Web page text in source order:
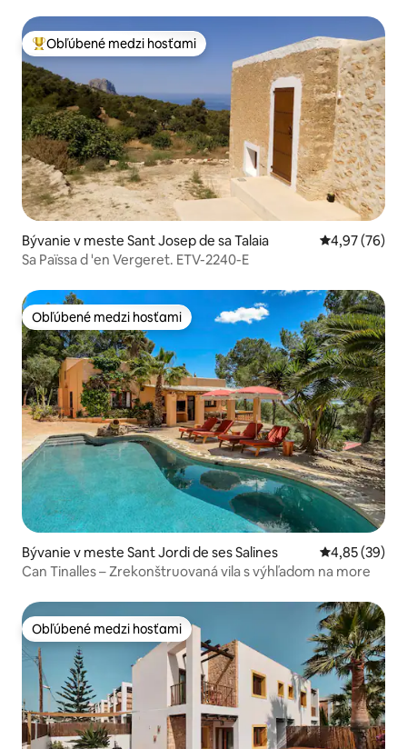
Najobľúbenejšie medzi hosťami
Obľúbené medzi hosťami
Bývanie v meste Sant Josep de sa Talaia Priemerné
4,97 (76)
Sa Païssa d 'en Vergeret. ETV-2240-E
Obľúbené medzi hosťami
Obľúbené medzi hosťami
Bývanie v meste Sant Jordi de ses Salines Priemerné
4,85 (39)
Can Tinalles – Zrekonštruovaná vila s výhľadom na more
Obľúbené medzi hosťami
Obľúbené medzi hosťami